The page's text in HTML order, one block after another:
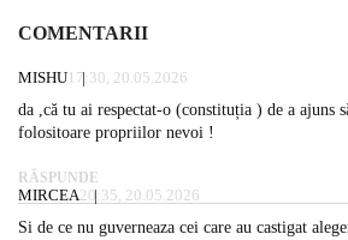
COMENTARII
MISHU17:30, 20.05.2026
da ,că tu ai respectat-o (constituția ) de a ajuns
folositoare propriilor nevoi !
RĂSPUNDE
MIRCEA20:35, 20.05.2026
Si de ce nu guverneaza cei care au castigat